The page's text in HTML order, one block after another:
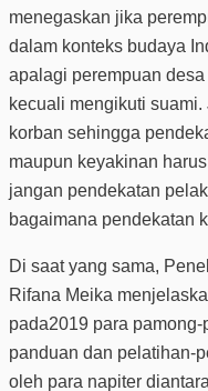
menegaskan jika
dalam konteks budaya
apalagi perempuan
kecuali mengikuti
korban sehingga
maupun keyakinan
jangan pendekatan
bagaimana pendekatan
Di saat yang sama,
Rifana Meika
pada2019 para
panduan dan pelatihan-
oleh para napiter